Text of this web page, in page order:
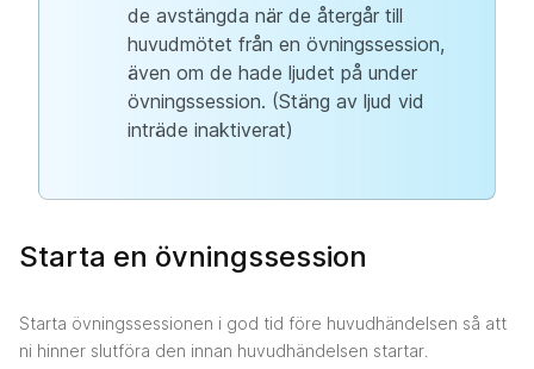
de avstängda när de återgår till
huvudmötet från en övningssession,
även om de hade ljudet på under
övningssession. (Stäng av ljud vid
inträde inaktiverat)
Starta en övningssession
Starta övningssessionen i god tid före huvudhändelsen så att
ni hinner slutföra den innan huvudhändelsen startar.